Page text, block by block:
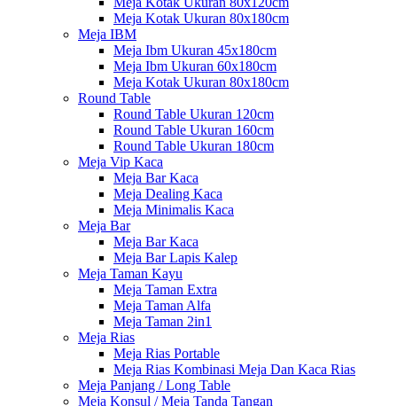
Meja Kotak Ukuran 80x180cm
Meja IBM
Meja Ibm Ukuran 45x180cm
Meja Ibm Ukuran 60x180cm
Meja Kotak Ukuran 80x180cm
Round Table
Round Table Ukuran 120cm
Round Table Ukuran 160cm
Round Table Ukuran 180cm
Meja Vip Kaca
Meja Bar Kaca
Meja Dealing Kaca
Meja Minimalis Kaca
Meja Bar
Meja Bar Kaca
Meja Bar Lapis Kalep
Meja Taman Kayu
Meja Taman Extra
Meja Taman Alfa
Meja Taman 2in1
Meja Rias
Meja Rias Portable
Meja Rias Kombinasi Meja Dan Kaca Rias
Meja Panjang / Long Table
Meja Konsul / Meja Tanda Tangan